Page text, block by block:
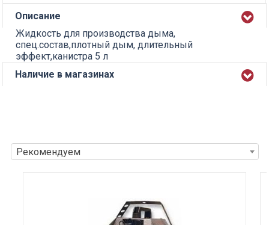
Описание
Жидкость для производства дыма,
спец.состав,плотный дым, длительный
эффект,канистра 5 л
Наличие в магазинах
Рекомендуем